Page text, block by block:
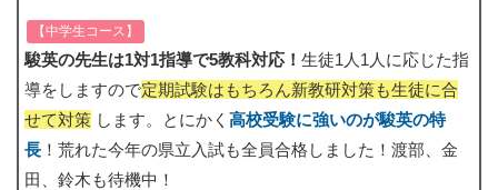
【中学生コース】
駿英の先生は1対1指導で5教科対応！ 生徒1人1人に応じた指
導をしますので定期試験はもちろん新教研対策も生徒に合
せて対策 します。とにかく 高校受験に強いのが駿英の特
長 ！荒れた今年の県立入試も全員合格しました！渡部、金
田、鈴木も待機中！